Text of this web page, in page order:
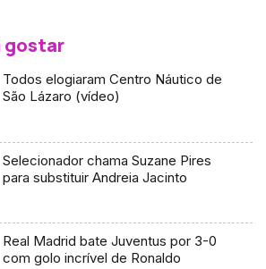
gostar
Todos elogiaram Centro Náutico de
São Lázaro (vídeo)
Selecionador chama Suzane Pires
para substituir Andreia Jacinto
Real Madrid bate Juventus por 3-0
com golo incrível de Ronaldo